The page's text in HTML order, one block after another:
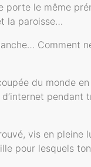
porte le même
la paroisse…
Comment
du monde
pendant
vis en pleine
pour lesquels